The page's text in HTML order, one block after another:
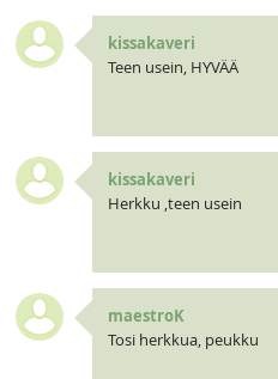
kissakaveri
Teen usein, HYVÄÄ
kissakaveri
Herkku ,teen usein
maestroK
Tosi herkkua, peukku